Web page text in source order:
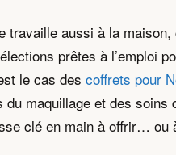
travaille aussi à la
prêtes à l’emploi
le cas des coffrets pour
maquillage et des soins
clé en main à offrir… ou